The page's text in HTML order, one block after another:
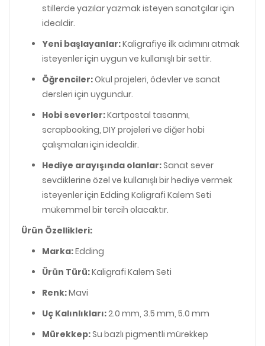
stillerde yazılar yazmak isteyen sanatçılar için
idealdir.
Yeni başlayanlar:Kaligrafiye ilk adımını atmak
isteyenler için uygun ve kullanışlı bir settir.
Öğrenciler:Okul projeleri, ödevler ve sanat
dersleri için uygundur.
Hobi severler:Kartpostal tasarımı,
scrapbooking, DIY projeleri ve diğer hobi
çalışmaları için idealdir.
Hediye arayışında olanlar:Sanat sever
sevdiklerine özel ve kullanışlı bir hediye vermek
isteyenler için Edding Kaligrafi Kalem Seti
mükemmel bir tercih olacaktır.
Ürün Özellikleri:
Marka:Edding
Ürün Türü:Kaligrafi Kalem Seti
Renk:Mavi
Uç Kalınlıkları:2.0 mm, 3.5 mm, 5.0 mm
Mürekkep:Su bazlı pigmentli mürekkep